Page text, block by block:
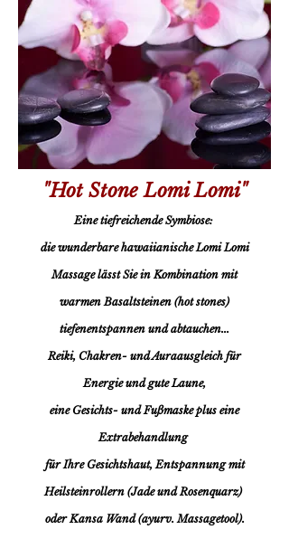
"Hot Stone Lomi Lomi"
Eine tiefreichende Symbiose:
die wunderbarehawaiianische Lomi Lomi
Massage lässt Sie in Kombination mit
warmen Basaltsteinen (hot stones)
tiefenentspannen und abtauchen...
Reiki, Chakren- und Auraausgleich für
Energie und gute Laune,
eine Gesichts- und Fußmaske plus eine
Extrabehandlung
für Ihre Gesichtshaut, Entspannung mit
Heilsteinrollern (Jade und Rosenquarz)
oder Kansa Wand (ayurv. Massagetool).